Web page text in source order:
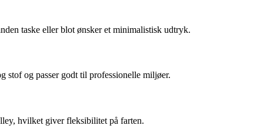
taske eller blot ønsker et minimalistisk udtryk.
stof og passer godt til professionelle miljøer.
hvilket giver fleksibilitet på farten.